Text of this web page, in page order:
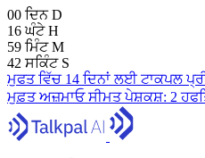
00 ਦਿਨD
16 ਘੰਟੇH
59 ਮਿੰਟM
41 ਸਕਿੰਟ S
ਮੁਫਤ ਵਿੱਚ 14 ਦਿਨਾਂ ਲਈ ਟਾਕਪਲ
ਮੁਫ਼ਤ ਅਜ਼ਮਾਓਸੀਮਤ ਪੇਸ਼ਕਸ਼: 2